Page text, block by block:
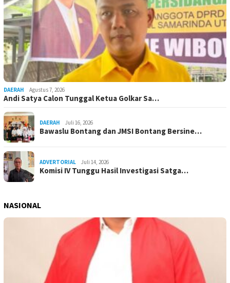
DAERAH Agustus 7, 2026
Andi Satya Calon Tunggal Ketua Golkar Sa…
DAERAH Juli 16, 2026
Bawaslu Bontang dan JMSI Bontang Bersine…
ADVERTORIAL Juli 14, 2026
Komisi IV Tunggu Hasil Investigasi Satga…
NASIONAL